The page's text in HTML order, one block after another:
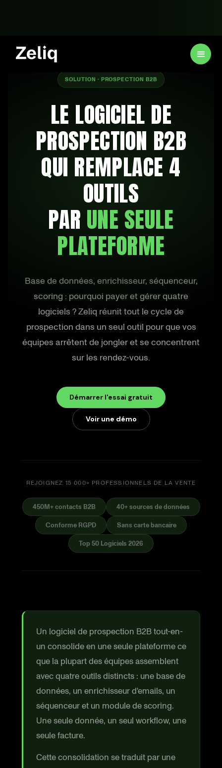
SOLUTION · PROSPECTION B2B
LE LOGICIEL DE
PROSPECTION B2B
QUI REMPLACE 4
OUTILS
PAR UNE SEULE
PLATEFORME
Base de données, enrichisseur, séquenceur,
scoring : pourquoi payer et gérer quatre
logiciels ? Zeliq réunit tout le cycle de
prospection dans un seul outil pour que vos
équipes arrêtent de jongler et se concentrent
sur les rendez-vous.
Démarrer l'essai gratuit
Voir une démo
REJOIGNEZ 15 000+ PROFESSIONNELS DE LA VENTE
450M+ contacts B2B 40+ sources de données
Conforme RGPD Sans carte bancaire
Top 50 Logiciels 2026
Un logiciel de prospection B2B tout-en-
un consolide en une seule plateforme ce
que la plupart des équipes assemblent
avec quatre outils distincts : une base de
données, un enrichisseur d'emails, un
séquenceur et un module de scoring.
Une seule donnée, un seul workflow, une
seule facture.
Cette consolidation se traduit par une